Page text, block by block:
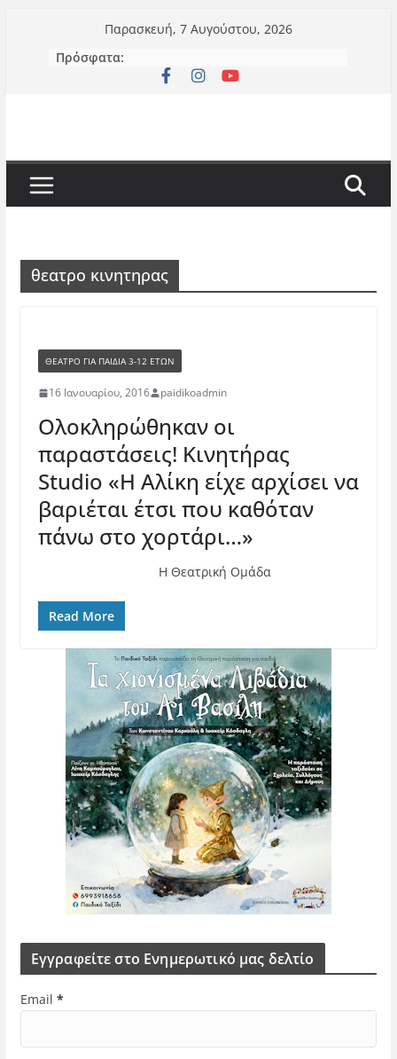
περιεχόμενο
Παρασκευή, 7 Αυγούστου, 2026
Πρόσφατα:
θεατρο κινητηρας
ΘΈΑΤΡΟ ΓΙΑ ΠΑΙΔΙΆ 3-12 ΕΤΏΝ
16 Ιανουαρίου, 2016 paidikoadmin
Ολοκληρώθηκαν οι
παραστάσεις! Κινητήρας
Studio «Η Αλίκη είχε αρχίσει να
βαριέται έτσι που καθόταν
πάνω στο χορτάρι…»
Η Θεατρική Ομάδα
Read More
Εγγραφείτε στο Ενημερωτικό μας δελτίο
Email *